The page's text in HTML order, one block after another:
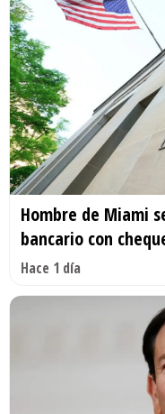
Hombre de Miami
bancario con
Hace 1 día